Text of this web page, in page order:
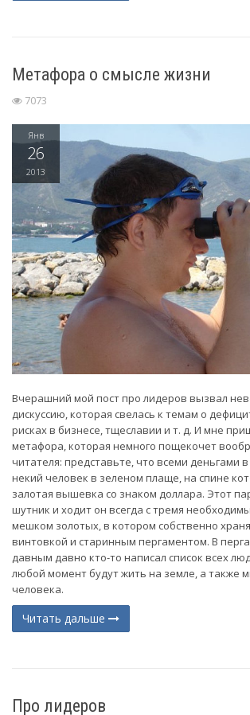
Метафора о смысле жизни
7073
Янв
26
2013
Вчерашний мой пост про лидеров вызвал
дискуссию, которая свелась к темам о
рисках в бизнесе, тщеславии и т. д. И мне
метафора, которая немного пощекочет
читателя: представьте, что всеми деньгами
некий человек в зеленом плаще, на спине
залотая вышевка со знаком доллара. Этот
шутник и ходит он всегда с тремя
мешком золотых, в котором собственно
винтовкой и старинным пергаментом. В
давным давно кто-то написал список всех
любой момент будут жить на земле, а также
человека.
Читать дальше
Про лидеров